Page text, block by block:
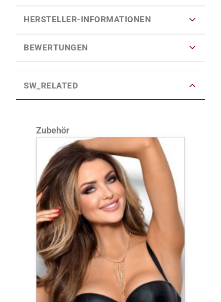
HERSTELLER-INFORMATIONEN
BEWERTUNGEN
SW_RELATED
Produktgalerie überspringen
Zubehör